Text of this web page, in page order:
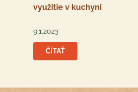
využitie v kuchyni
9.1.2023
ČÍTAŤ